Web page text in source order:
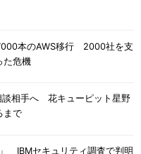
本のAWS移行 2000社を支
た危機
談相手へ 花キューピット星野
まで
IBMセキュリティ調査で判明